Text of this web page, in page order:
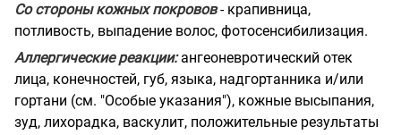
Со стороны кожных покровов- крапивница,
потливость, выпадение волос, фотосенсибилизация.
Аллергические реакции:ангеоневротический отек
лица, конечностей, губ, языка, надгортанника и/или
гортани (см. "Особые указания"), кожные высыпания,
зуд, лихорадка, васкулит, положительные результаты